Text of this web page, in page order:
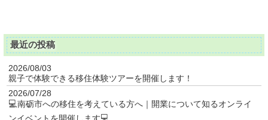
最近の投稿
2026/08/03
親子で体験できる移住体験ツアーを開催します！
2026/07/28
💻南砺市への移住を考えている方へ｜開業について知るオンライ
ンイベントを開催します💻